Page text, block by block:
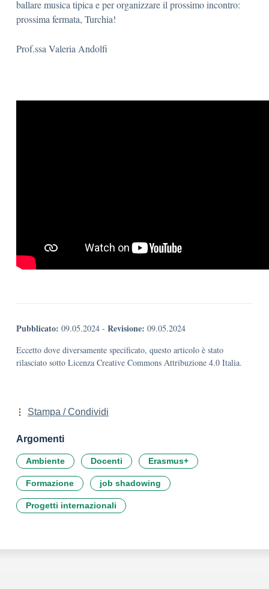
ballare musica tipica e per organizzare il prossimo incontro:
prossima fermata, Turchia!
Prof.ssa Valeria Andolfi
Pubblicato: 09.05.2024 - Revisione: 09.05.2024
Eccetto dove diversamente specificato, questo articolo è stato
rilasciato sotto Licenza Creative Commons Attribuzione 4.0 Italia.
Stampa / Condividi
Argomenti
Ambiente Docenti Erasmus+
Formazione job shadowing
Progetti internazionali